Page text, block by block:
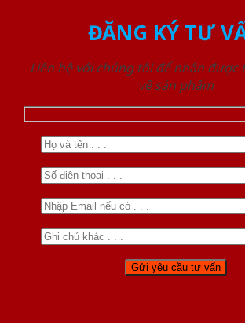
ĐĂNG KÝ TƯ
Liên hệ với chúng tôi để nhận được
về sản phẩm